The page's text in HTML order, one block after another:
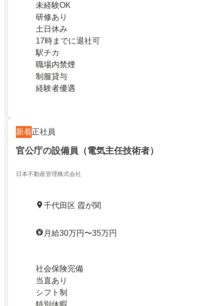
未経験OK
研修あり
土日休み
17時までに退社可
駅チカ
職場内禁煙
制服貸与
経験者優遇
新着正社員
官公庁の設備員（電気主任技術者）
日本不動産管理株式会社
千代田区 霞が関
月給30万円〜35万円
社会保険完備
当直あり
シフト制